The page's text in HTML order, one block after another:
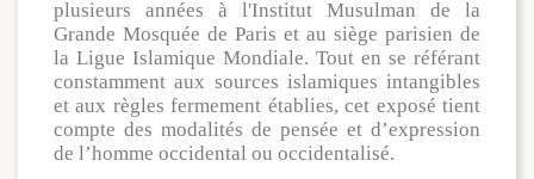
plusieurs années à l'Institut Musulman de la
Grande Mosquée de Paris et au siège parisien de
la Ligue Islamique Mondiale. Tout en se référant
constamment aux sources islamiques intangibles
et aux règles fermement établies, cet exposé tient
compte des modalités de pensée et d’expression
de l’homme occidental ou occidentalisé.